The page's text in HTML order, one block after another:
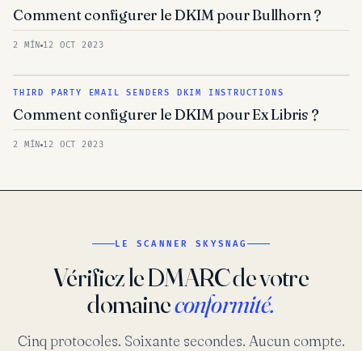
Comment configurer le DKIM pour Bullhorn ?
2 MÍN 12 OCT 2023
THIRD PARTY EMAIL SENDERS DKIM INSTRUCTIONS
Comment configurer le DKIM pour Ex Libris ?
2 MÍN 12 OCT 2023
LE SCANNER SKYSNAG
Vérifiez le DMARC de votre
domaineconformité.
Cinq protocoles. Soixante secondes. Aucun compte.